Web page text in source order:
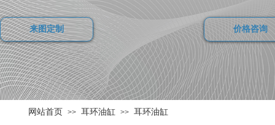
价格咨询
来图定制
网站首页 >> 耳环油缸 >> 耳环油缸